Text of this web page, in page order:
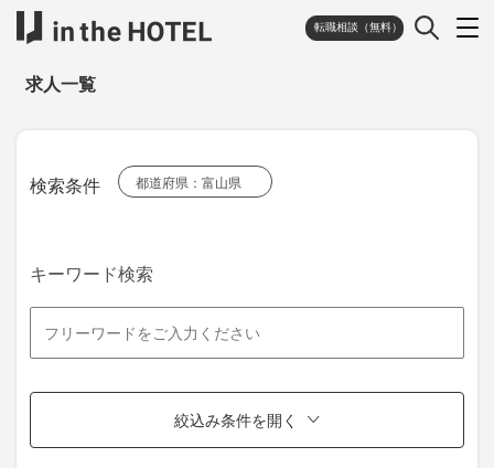
転職相談（無料）
求人一覧
検索条件 都道府県：富山県
キーワード検索
絞込み条件を開く